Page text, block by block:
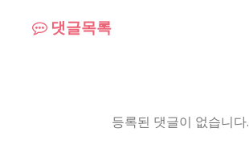
댓글목록
등록된 댓글이 없습니다.